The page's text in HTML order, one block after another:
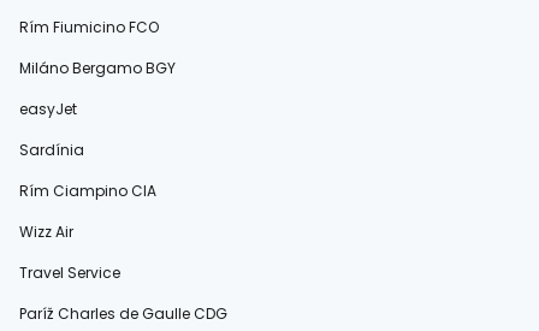
Rím Fiumicino FCO
Miláno Bergamo BGY
easyJet
Sardínia
Rím Ciampino CIA
Wizz Air
Travel Service
Paríž Charles de Gaulle CDG